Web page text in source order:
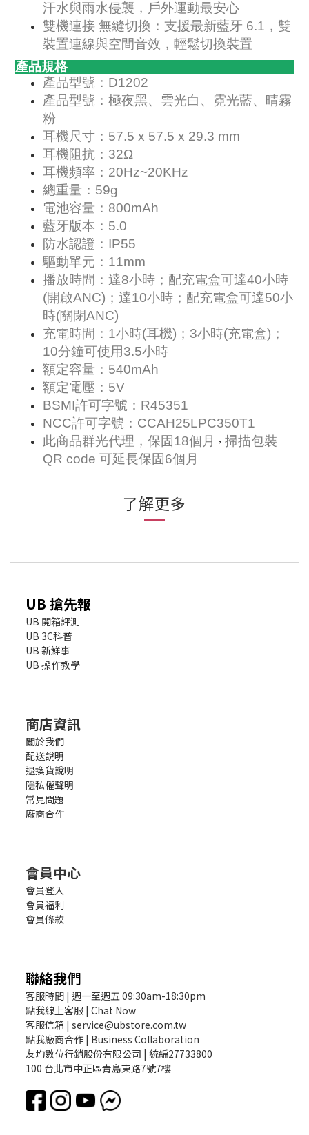
汗水與雨水侵襲，戶外運動最安心
雙機連接 無縫切換：支援最新藍牙 6.1，雙
裝置連線與空間音效，輕鬆切換裝置
產品規格
產品型號：D1202
產品型號：極夜黑、雲光白、霓光藍、晴霧
粉
耳機尺寸：57.5 x 57.5 x 29.3 mm
耳機阻抗：32Ω
耳機頻率：20Hz~20KHz
總重量：59g
電池容量：800mAh
藍牙版本：5.0
防水認證：IP55
驅動單元：11mm
播放時間：達8小時；配充電盒可達40小時
(開啟ANC)；達10小時；配充電盒可達50小
時(關閉ANC)
充電時間：1小時(耳機)；3小時(充電盒)；
10分鐘可使用3.5小時
額定容量：540mAh
額定電壓：5V
BSMI許可字號：R45351
NCC許可字號：CCAH25LPC350T1
此商品群光代理，保固18個月 ， 掃描包裝
QR code 可延長保固6個月
了解更多
UB 搶先報
UB 開箱評測
UB 3C科普
UB 新鮮事
UB 操作教學
商店資訊
關於我們
配送說明
退換貨說明
隱私權聲明
常見問題
廠商合作
會員中心
會員登入
會員福利
會員條款
聯絡我們
客服時間 | 週一至週五 09:30am-18:30pm
點我線上客服 | Chat Now
客服信箱 | service@ubstore.com.tw
點我廠商合作 | Business Collaboration
友均數位行銷股份有限公司 | 統編27733800
100 台北市中正區青島東路7號7樓